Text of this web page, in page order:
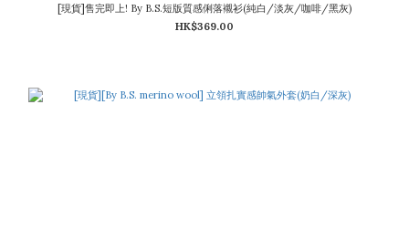
[現貨]售完即上! By B.S.短版質感俐落襯衫(純白/淡灰/咖啡/黑灰)
HK$369.00